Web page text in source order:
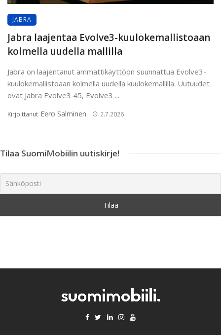
JABRA
Jabra laajentaa Evolve3-kuulokemallistoaan
kolmella uudella mallilla
Jabra on laajentanut ammattikäyttöön suunnattua Evolve3-
kuulokemallistoaan kolmella uudella kuulokemallilla. Uutuudet
ovat Jabra Evolve3 45, Evolve3 ...
Kirjoittanut Eero Salminen 2.7.2026
Tilaa SuomiMobiilin uutiskirje!